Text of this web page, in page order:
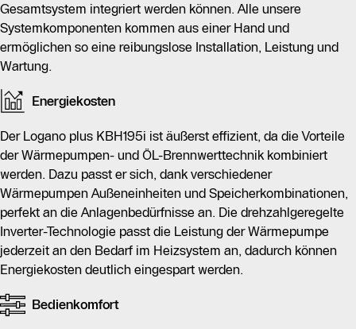
Gesamtsystem integriert werden können. Alle unsere
Systemkomponenten kommen aus einer Hand und
ermöglichen so eine reibungslose Installation, Leistung und
Wartung.
Energiekosten
Der Logano plus KBH195i ist äußerst effizient, da die Vorteile
der Wärmepumpen- und ÖL-Brennwerttechnik kombiniert
werden. Dazu passt er sich, dank verschiedener
Wärmepumpen Außeneinheiten und Speicherkombinationen,
perfekt an die Anlagenbedürfnisse an. Die drehzahlgeregelte
Inverter-Technologie passt die Leistung der Wärmepumpe
jederzeit an den Bedarf im Heizsystem an, dadurch können
Energiekosten deutlich eingespart werden.
Bedienkomfort